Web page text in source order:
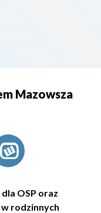
Mazowsza
OSP oraz
rodzinnych